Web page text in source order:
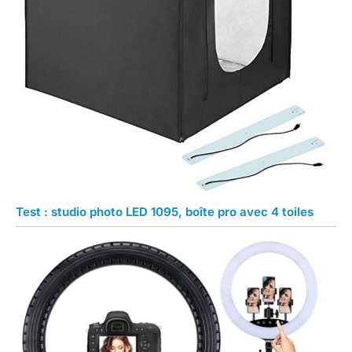
Test : studio photo LED 1095, boîte pro avec 4 toiles